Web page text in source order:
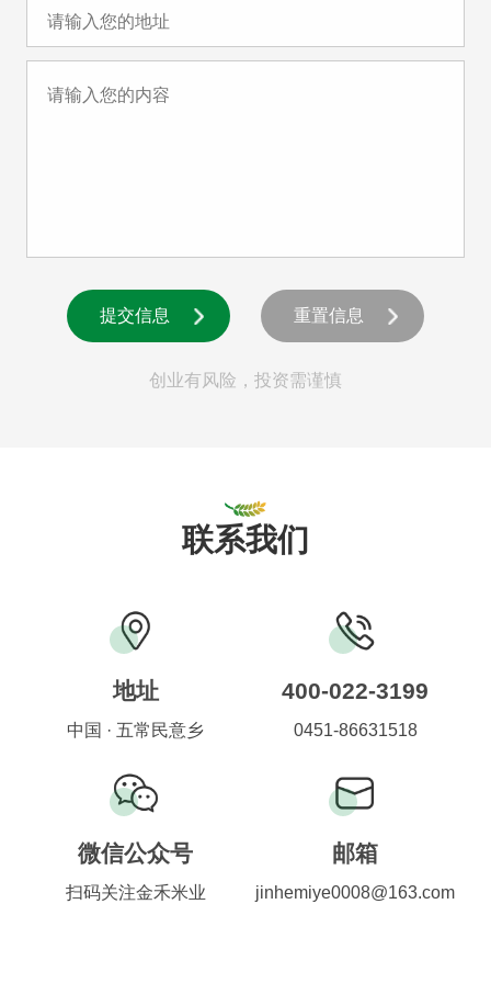
提交信息 重置信息
创业有风险，投资需谨慎
联系我们
地址
中国 · 五常民意乡
400-022-3199
0451-86631518
微信公众号
扫码关注金禾米业
邮箱
jinhemiye0008@163.com